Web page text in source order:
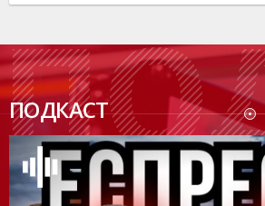
ПОДКАСТ